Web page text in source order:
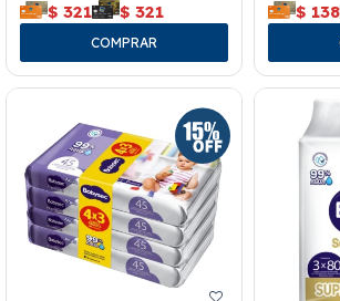
$ 321 $ 321 $ 138